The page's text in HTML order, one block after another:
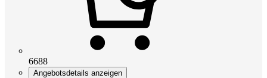
6688
Angebotsdetails anzeigen